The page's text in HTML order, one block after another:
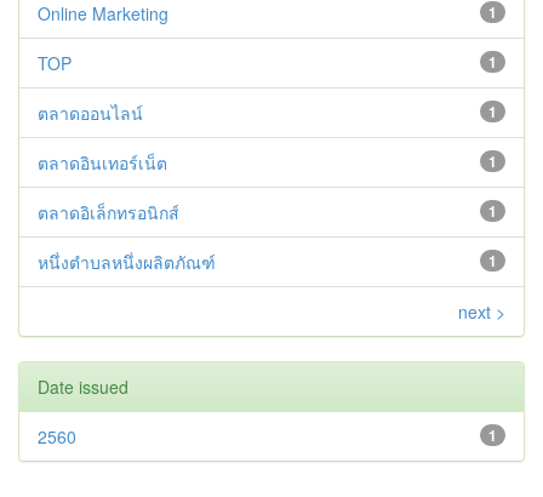
1
Online Marketing
1
TOP
1
ตลาดออนไลน์
1
ตลาดอินเทอร์เน็ต
1
ตลาดอิเล็กทรอนิกส์
1
หนึ่งตำบลหนึ่งผลิตภัณฑ์
next >
Date issued
1
2560